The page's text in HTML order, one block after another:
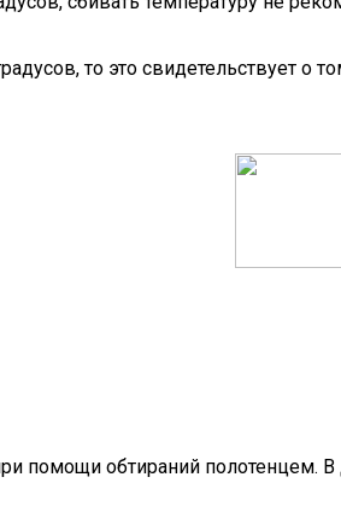
то это свидетельствует о
помощи обтираний полотенцем.